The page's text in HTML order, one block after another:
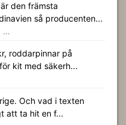
den främsta
så producenten...
…
roddarpinnar på
kit med säkerh...
Och vad i texten
att ta hit en f...